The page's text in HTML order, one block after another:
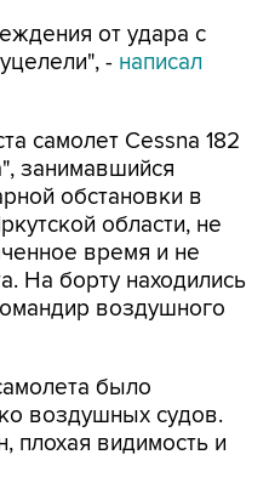
от удара с
- написал
самолет Cessna 182
занимавшийся
обстановки в
области, не
время и не
На борту находились
воздушного
было
воздушных судов.
плохая видимость и